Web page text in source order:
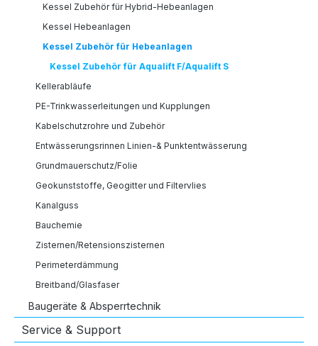
Kessel Zubehör für Hybrid-Hebeanlagen
Kessel Hebeanlagen
Kessel Zubehör für Hebeanlagen
Kessel Zubehör für Aqualift F/Aqualift S
Kellerabläufe
PE-Trinkwasserleitungen und Kupplungen
Kabelschutzrohre und Zubehör
Entwässerungsrinnen Linien-& Punktentwässerung
Grundmauerschutz/Folie
Geokunststoffe, Geogitter und Filtervlies
Kanalguss
Bauchemie
Zisternen/Retensionszisternen
Perimeterdämmung
Breitband/Glasfaser
Baugeräte & Absperrtechnik
Service & Support